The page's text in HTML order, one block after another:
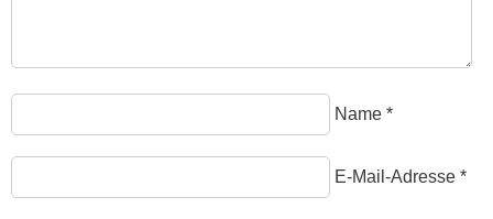
Name *
E-Mail-Adresse *